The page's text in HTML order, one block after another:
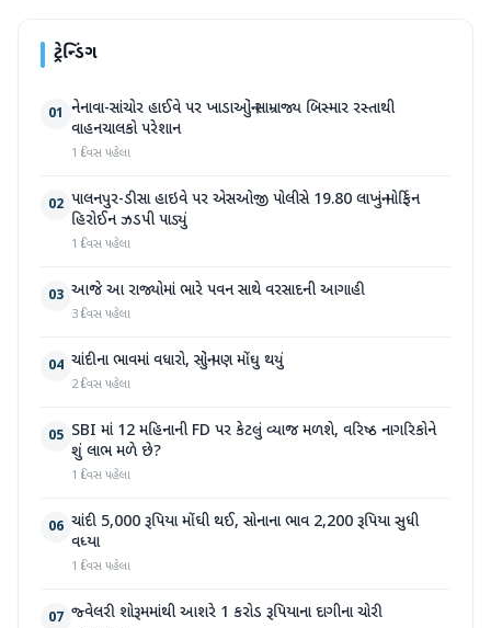
ટ્રેન્ડિંગ
01 નેનાવા-સાંચોર હાઈવે પર ખાડાઓનું સામ્રાજ્ય બિસ્માર રસ્તાથી
વાહનચાલકો પરેશાન
1 દિવસ પહેલા
02 પાલનપુર-ડીસા હાઇવે પર એસઓજી પોલીસે 19.80 લાખનું મોર્ફિન
હિરોઈન ઝડપી પાડ્યું
1 દિવસ પહેલા
03 આજે આ રાજ્યોમાં ભારે પવન સાથે વરસાદની આગાહી
3 દિવસ પહેલા
04 ચાંદીના ભાવમાં વધારો, સોનું પણ મોંઘુ થયું
2 દિવસ પહેલા
05 SBI માં 12 મહિનાની FD પર કેટલું વ્યાજ મળશે, વરિષ્ઠ નાગરિકોને
શું લાભ મળે છે?
1 દિવસ પહેલા
06 ચાંદી 5,000 રૂપિયા મોંઘી થઈ, સોનાના ભાવ 2,200 રૂપિયા સુધી
વધ્યા
1 દિવસ પહેલા
07 જ્વેલરી શોરૂમમાંથી આશરે 1 કરોડ રૂપિયાના દાગીના ચોરી